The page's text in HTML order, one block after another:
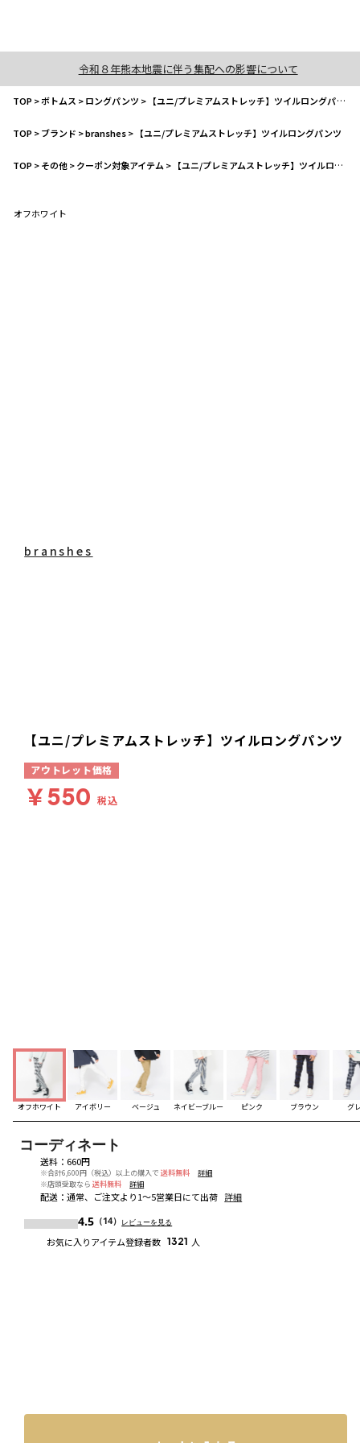
令和８年熊本地震に伴う集配への影響について
TOP>ボトムス >ロングパンツ > 【ユニ/プレミアムストレッチ】ツイルロングパンツ
TOP>ブランド >branshes> 【ユニ/プレミアムストレッチ】ツイルロングパンツ
TOP>その他>クーポン対象アイテム > 【ユニ/プレミアムストレッチ】ツイルロングパンツ
オフホワイト
オフホワイト アイボリー ベージュ ネイビーブルー ピンク ブラウン グ
コーディネート
送料 ： 660円
※合計6,600円（税込）以上の購入で 送料無料
詳細
※店頭受取なら 送料無料 詳細
配送 ：通常、ご注文より1～5営業日にて出荷 詳細
4.5 （14） レビューを見る
お気に入りアイテム登録者数 1321 人
branshes
【ユニ/プレミアムストレッチ】ツイルロングパンツ
アウトレット価格
￥550 税込